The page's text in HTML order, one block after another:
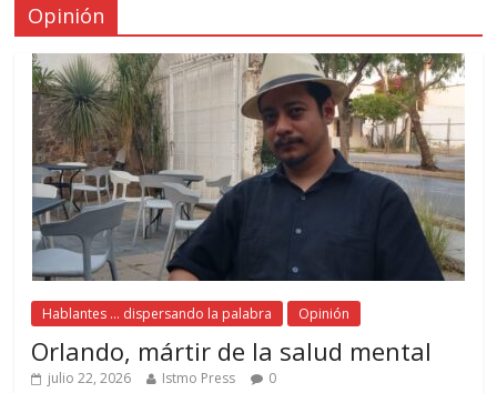
Opinión
Hablantes ... dispersando la palabra Opinión
Orlando, mártir de la salud mental
julio 22, 2026 Istmo Press 0